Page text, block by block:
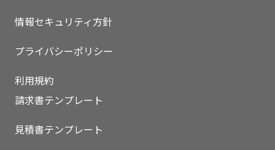
情報セキュリティ方針
プライバシーポリシー
利用規約
請求書テンプレート
見積書テンプレート